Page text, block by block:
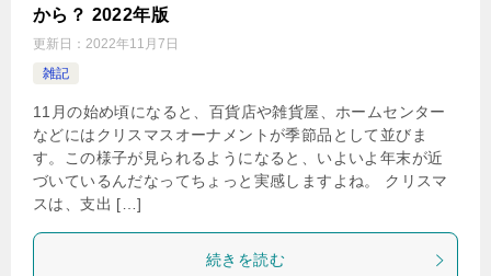
から？ 2022年版
更新日： 2022年11月7日
雑記
11月の始め頃になると、百貨店や雑貨屋、ホームセンター
などにはクリスマスオーナメントが季節品として並びま
す。この様子が見られるようになると、いよいよ年末が近
づいているんだなってちょっと実感しますよね。 クリスマ
スは、支出 […]
続きを読む